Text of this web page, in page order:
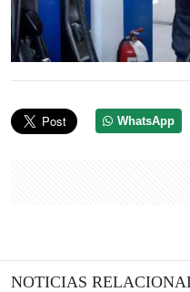
WhatsApp
NOTICIAS